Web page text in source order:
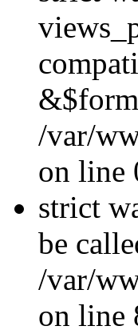
/var/
on line
strict
be
/var/
on line